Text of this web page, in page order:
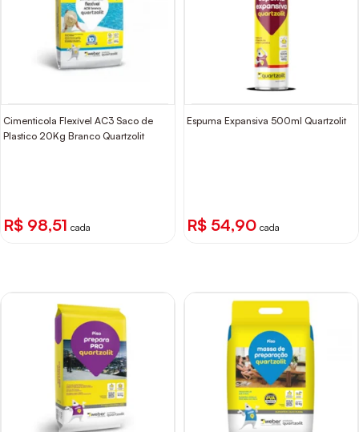
Cimenticola Flexível AC3 Saco de
Plastico 20Kg Branco Quartzolit
R$ 98,51 cada
Espuma Expansiva 500ml Quartzolit
R$ 54,90 cada